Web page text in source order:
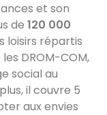
et son
de 120 000
loisirs répartis
DROM-COM,
social au
il couvre 5
aux envies